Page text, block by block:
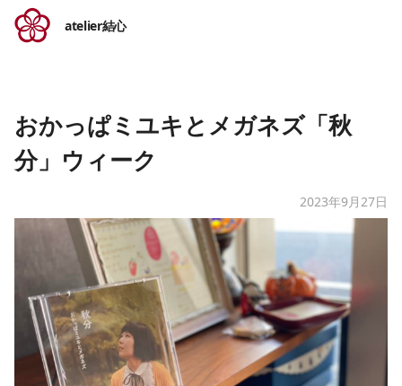
atelier結心
おかっぱミユキとメガネズ「秋
分」ウィーク
2023年9月27日